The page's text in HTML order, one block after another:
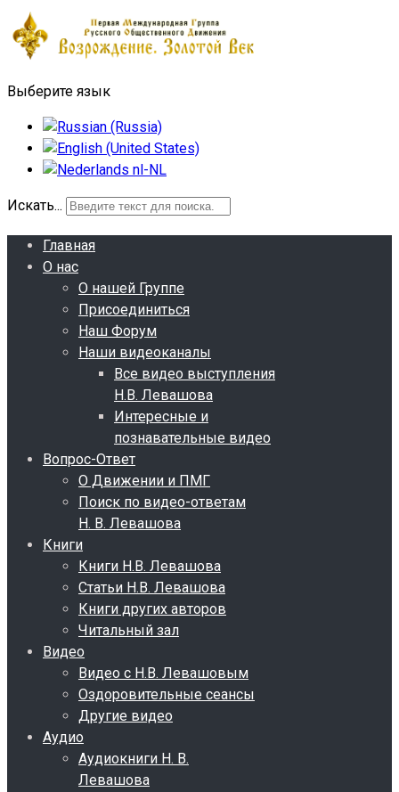
Выберите язык
Искать...
Главная
О нас
О нашей Группе
Присоединиться
Наш Форум
Наши видеоканалы
Все видео выступления
Н.В. Левашова
Интересные и
познавательные видео
Вопрос-Ответ
О Движении и ПМГ
Поиск по видео-ответам
Н. В. Левашова
Книги
Книги Н.В. Левашова
Статьи Н.В. Левашова
Книги других авторов
Читальный зал
Видео
Видео с Н.В. Левашовым
Оздоровительные сеансы
Другие видео
Аудио
Аудиокниги Н. В.
Левашова